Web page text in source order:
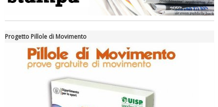
Tiziano Pesce a Radio InBlu2000 traccia il bilancio della stagione
Progetto Pillole di Movimento